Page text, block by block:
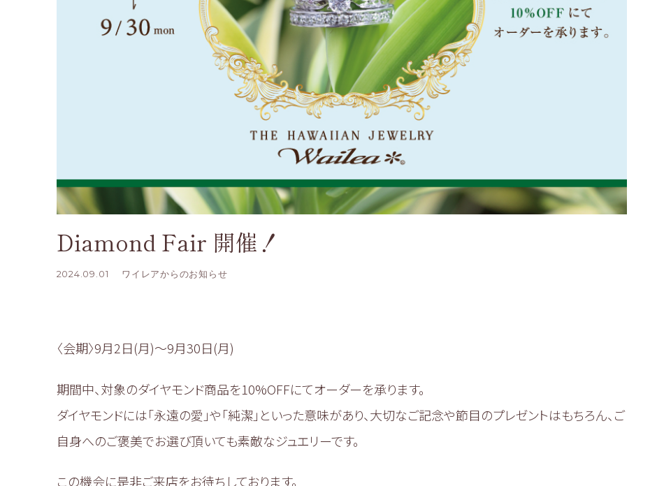
Diamond Fair 開催！
2024.09.01 ワイレアからのお知らせ
〈会期〉9月2日(月)～9月30日(月)
期間中、対象のダイヤモンド商品を10%OFFにてオーダーを承ります。
ダイヤモンドには「永遠の愛」や「純潔」といった意味があり、大切なご記念や節目のプレゼントはもちろん、ご
自身へのご褒美でお選び頂いても素敵なジュエリーです。
この機会に是非ご来店をお待ちしております。